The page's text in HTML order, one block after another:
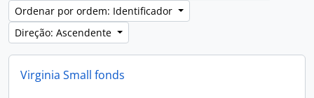
Ordenar por ordem: Identificador
Direção: Ascendente
Virginia Small fonds